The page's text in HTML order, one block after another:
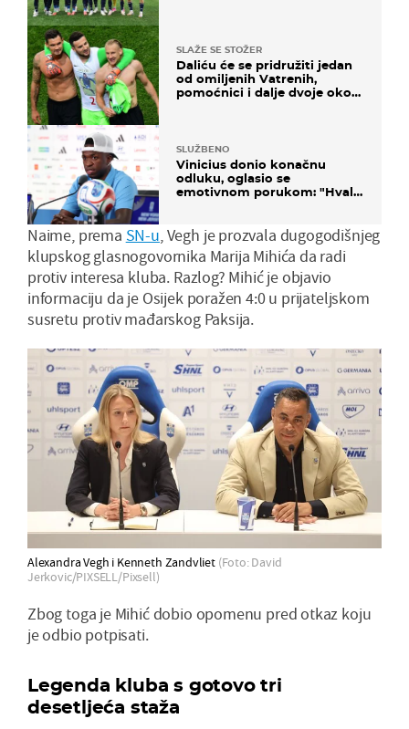
SLAŽE SE STOŽER
Daliću će se pridružiti jedan
od omiljenih Vatrenih,
pomoćnici i dalje dvoje oko
SLUŽBENO
Vinicius donio konačnu
odluku, oglasio se
emotivnom porukom: "Hvala
Naime, prema SN-u, Vegh je prozvala dugogodišnjeg
klupskog glasnogovornika Marija Mihića da radi
protiv interesa kluba. Razlog? Mihić je objavio
informaciju da je Osijek poražen 4:0 u prijateljskom
susretu protiv mađarskog Paksija.
Alexandra Vegh i Kenneth Zandvliet (Foto: David
Jerkovic/PIXSELL/Pixsell)
Zbog toga je Mihić dobio opomenu pred otkaz koju
je odbio potpisati.
Legenda kluba s gotovo tri
desetljeća staža